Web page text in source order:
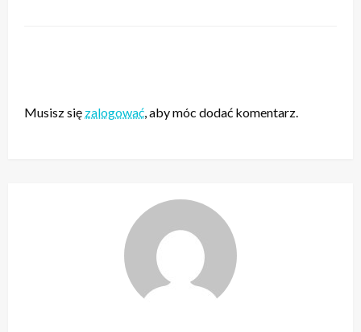
Musisz się zalogować, aby móc dodać komentarz.